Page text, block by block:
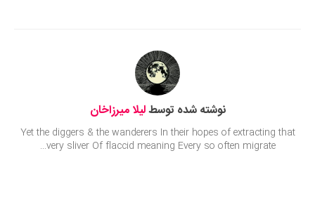
نوشته شده توسطلیلا میرزاخان
Yet the diggers & the wanderers In their hopes of extracting that
very sliver Of flaccid meaning Every so often migrate...